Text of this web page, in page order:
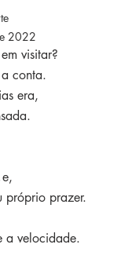
2022
visitar?
conta.
era,
próprio prazer.
a velocidade.